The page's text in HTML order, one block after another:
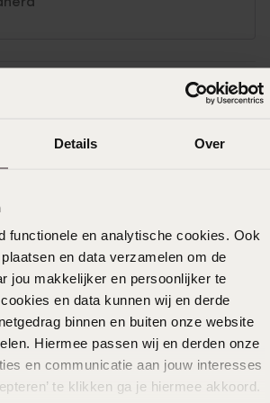
Details Over
functionele en analytische cookies. Ook
en data verzamelen om de
jou makkelijker en persoonlijker te
en data kunnen wij en derde
binnen en buiten onze website
Hiermee passen wij en derden onze
en communicatie aan jouw interesses
te klikken ga je hiermee akkoord.
jou